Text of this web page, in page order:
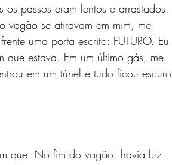
passos eram lentos e arrastados.
vagão se atiravam em mim, me
uma porta escrito: FUTURO. Eu
que estava. Em um último gás, me
em um túnel e tudo ficou escuro
que. No fim do vagão, havia luz